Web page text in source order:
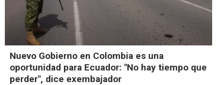
Nuevo Gobierno en Colombia es una
oportunidad para Ecuador: "No hay tiempo que
perder", dice exembajador